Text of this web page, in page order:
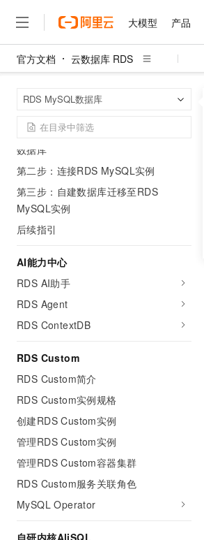
大模型 产品
官方文档 云数据库 RDS
RDS MySQL数据库
产品计费
动态与公告
第一步：创建RDS MySQL实例与配置
数据库
第二步：连接RDS MySQL实例
第三步：自建数据库迁移至RDS
MySQL实例
后续指引
AI能力中心
RDS AI助手
RDS Agent
RDS ContextDB
RDS Custom
RDS Custom简介
RDS Custom实例规格
创建RDS Custom实例
管理RDS Custom实例
管理RDS Custom容器集群
RDS Custom服务关联角色
MySQL Operator
自研内核AliSQL
大模型
产品
精选产品
人工智能与机器学习
计算
存储
网络与CDN
安全
中间件
数据库
大数据计算
媒体服务
企业服务与云通信
域名与网站
解决方案
精选解决方案
AI
互联网应用开发
现代化应用
安全
网络
可观测
上云与迁云
政企业务
权益
定价
云市场
伙伴
服务
了解阿里云